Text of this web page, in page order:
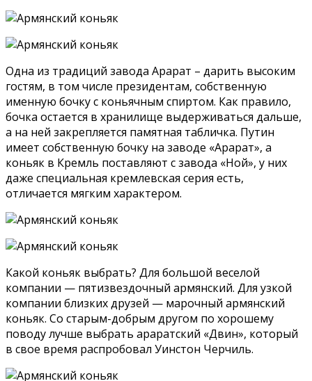
Одна из традиций завода Арарат – дарить высоким
гостям, в том числе президентам, собственную
именную бочку с коньячным спиртом. Как правило,
бочка остается в хранилище выдерживаться дальше,
а на ней закрепляется памятная табличка. Путин
имеет собственную бочку на заводе «Арарат», а
коньяк в Кремль поставляют с завода «Ной», у них
даже специальная кремлевская серия есть,
отличается мягким характером.
Какой коньяк выбрать? Для большой веселой
компании — пятизвездочный армянский. Для узкой
компании близких друзей — марочный армянский
коньяк. Со старым-добрым другом по хорошему
поводу лучше выбрать араратский «Двин», который
в свое время распробовал Уинстон Черчиль.